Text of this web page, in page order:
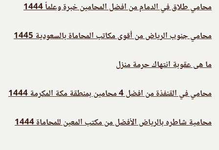
محامي طلاق في الدمام من افضل المحامين خبرة وعلماً 1444
محامي جنوب الرياض من أقوى مكاتب المحاماة بالسعودية 1445
ما هى عقوبة انتهاك حرمة منزل
محامي في القنفذة من افضل 4 محامين بمنطقة مكة المكرمة 1444
محامية شاطره بالرياض الأفضل من مكتب المعين للمحاماة 1444